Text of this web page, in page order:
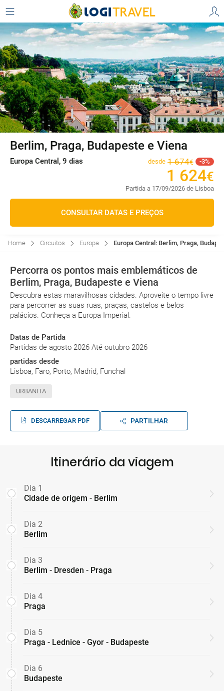
Berlim, Praga, Budapeste e Viena
Europa Central, 9 dias desde 1 674€ 3
1 624€
Partida a 17/09/2026 de Lisboa
CONSULTAR DATAS E PREÇOS
Home Circuitos Europa Europa Central: Berlim, Praga,
Percorra os pontos mais emblemáticos de
Berlim, Praga, Budapeste e Viena
Descubra estas maravilhosas cidades. Aproveite o tempo livre
para percorrer as suas ruas, praças, castelos e belos
palácios. Conheça a Europa Imperial.
Datas de Partida
Partidas de agosto 2026 Até outubro 2026
partidas desde
Lisboa, Faro, Porto, Madrid, Funchal
URBANITA
DESCARREGAR PDF PARTILHAR
Itinerário da viagem
Dia 1
Cidade de origem - Berlim
Dia 2
Berlim
Dia 3
Berlim - Dresden - Praga
Dia 4
Praga
Dia 5
Praga - Lednice - Gyor - Budapeste
Dia 6
Budapeste